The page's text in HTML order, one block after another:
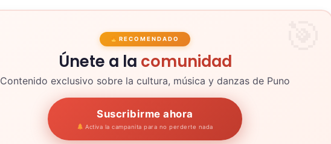
RECOMENDADO
Únete a la comunidad
Contenido exclusivo sobre la cultura, música y danzas de Puno
Suscribirme ahora
Activa la campanita para no perderte nada